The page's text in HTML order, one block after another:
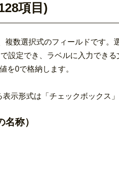
項目)
複数選択式のフィールドです。
設定でき、ラベルに入力でき
を0で格納します。
表示形式は「チェックボックス
称）